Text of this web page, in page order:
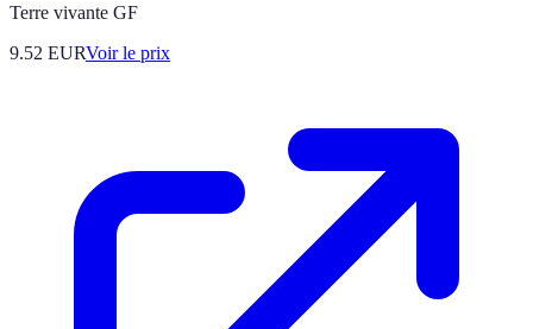
Terre vivante GF
9.52 EURVoir le prix